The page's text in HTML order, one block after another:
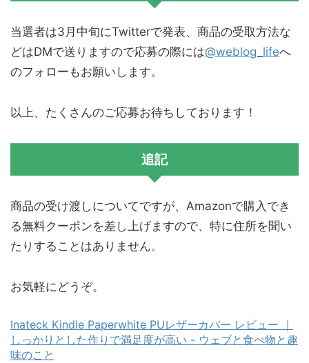
当選者は3月中旬にTwitterで発表、商品の受取方法な
どはDMで送りますので応募の際には@weblog_lifeへ
のフォローもお願いします。
以上、たくさんのご応募お待ちしております！
追記
商品の受け渡しについてですが、Amazonで購入でき
る無料クーポンを差し上げますので、特に住所を聞い
たりすることはありません。
お気軽にどうぞ。
Inateck Kindle Paperwhite PUレザーカバー レビュー ｜
しっかりとした作りで満足度が高い - ウェブと食べ物と趣
味のこと